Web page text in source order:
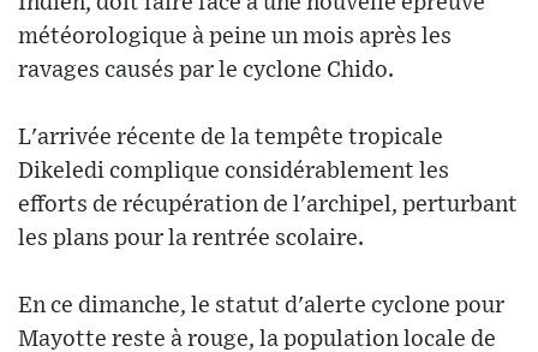
météorologique à peine un mois après les
ravages causés par le cyclone Chido.
L'arrivée récente de la tempête tropicale
Dikeledi complique considérablement les
efforts de récupération de l'archipel, perturbant
les plans pour la rentrée scolaire.
En ce dimanche, le statut d'alerte cyclone pour
Mayotte reste à rouge, la population locale de